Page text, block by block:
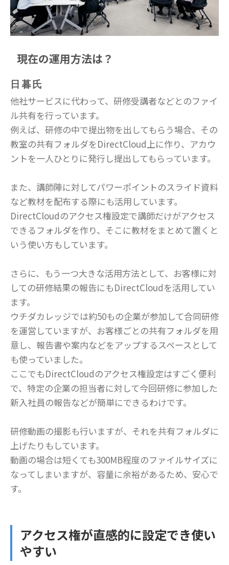
現在の運用方法は？
日暮氏
他社サービスに代わって、研修受講者などとのファイ
ル共有を行っています。
例えば、研修の中で提出物を出してもらう場合、その
教室の共有フォルダをDirectCloud上に作り、アカウ
ントを一人ひとりに発行し提出してもらっています。
また、講師陣に対してパワーポイントのスライド資料
など教材を配布する際にも活用しています。
DirectCloudのアクセス権設定で講師だけがアクセス
できるフォルダを作り、そこに教材をまとめて置くと
いう使い方もしています。
さらに、もう一つ大きな活用方法として、お客様に対
しての研修結果の報告にもDirectCloudを活用してい
ます。
ウチダカレッジでは約50もの企業が参加して合同研修
を運営していますが、お客様ごとの共有フォルダを用
意し、報告書や案内などをアップするスペースとして
も使っていました。
ここでもDirectCloudのアクセス権設定はすごく便利
で、特定の企業の担当者に対して今回研修に参加した
新入社員の報告などが簡単にできるわけです。
研修動画の撮影も行いますが、それを共有フォルダに
上げたりもしています。
動画の場合は短くても300MB程度のファイルサイズに
なってしまいますが、容量に余裕があるため、安心で
す。
アクセス権が直感的に設定でき使い
やすい